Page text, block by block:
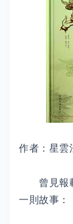
作者：星雲
曾見報載
一則故事：